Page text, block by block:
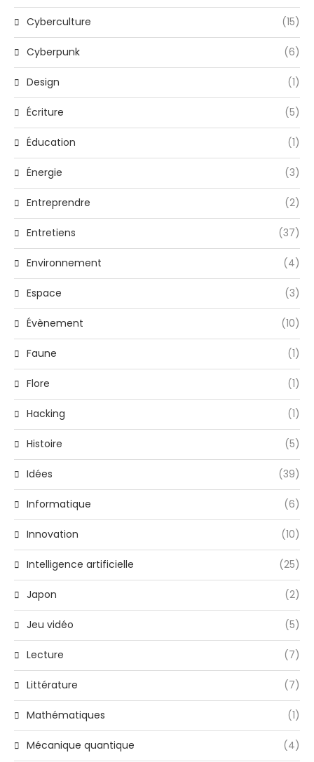
Cyberculture (15)
Cyberpunk (6)
Design (1)
Écriture (5)
Éducation (1)
Énergie (3)
Entreprendre (2)
Entretiens (37)
Environnement (4)
Espace (3)
Évènement (10)
Faune (1)
Flore (1)
Hacking (1)
Histoire (5)
Idées (39)
Informatique (6)
Innovation (10)
Intelligence artificielle (25)
Japon (2)
Jeu vidéo (5)
Lecture (7)
Littérature (7)
Mathématiques (1)
Mécanique quantique (4)